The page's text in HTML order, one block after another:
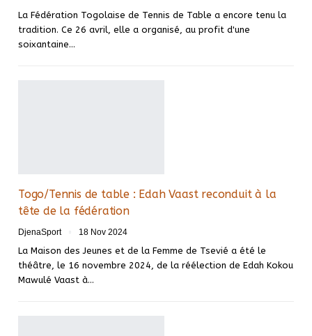
La Fédération Togolaise de Tennis de Table a encore tenu la
tradition. Ce 26 avril, elle a organisé, au profit d'une
soixantaine…
Togo/Tennis de table : Edah Vaast reconduit à la
tête de la fédération
DjenaSport 18 Nov 2024
La Maison des Jeunes et de la Femme de Tsevié a été le
théâtre, le 16 novembre 2024, de la réélection de Edah Kokou
Mawulé Vaast à…